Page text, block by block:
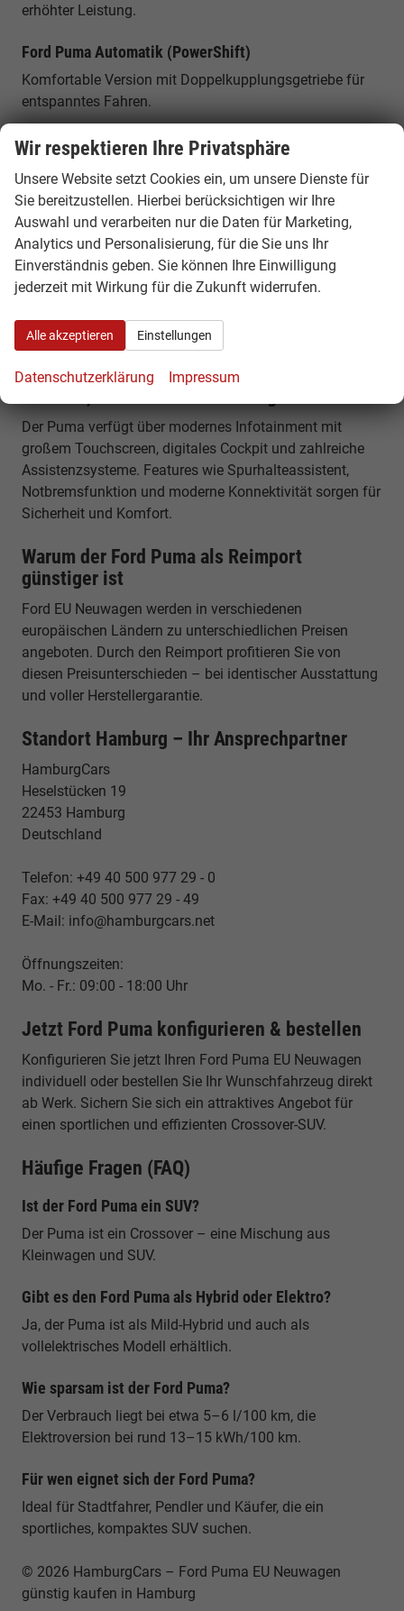
erhöhter Leistung.
Ford Puma Automatik (PowerShift)
Komfortable Version mit Doppelkupplungsgetriebe für
entspanntes Fahren.
Ford Puma Gen-E Elektro
Vollelektrische Variante mit moderner Technik und hoher
Effizienz.
Platzangebot & Kofferraum
Der Ford Puma bietet ein Kofferraumvolumen von bis zu
etwa 456 Litern und praktische Zusatzlösungen wie die
Metern bleibt er kompakt und gleichzeitig
alltagstauglich.
Der Puma verfügt über modernes Infotainment mit
großem Touchscreen, digitales Cockpit und zahlreiche
Assistenzsysteme. Features wie Spurhalteassistent,
Notbremsfunktion und moderne Konnektivität sorgen für
Sicherheit und Komfort.
Warum der Ford Puma als Reimport
günstiger ist
Ford EU Neuwagen werden in verschiedenen
europäischen Ländern zu unterschiedlichen Preisen
angeboten. Durch den Reimport profitieren Sie von
diesen Preisunterschieden – bei identischer Ausstattung
und voller Herstellergarantie.
Standort Hamburg – Ihr Ansprechpartner
HamburgCars
Heselstücken 19
22453 Hamburg
Deutschland
Telefon: +49 40 500 977 29 - 0
Fax: +49 40 500 977 29 - 49
E-Mail: info@hamburgcars.net
Öffnungszeiten:
Mo. - Fr.: 09:00 - 18:00 Uhr
Jetzt Ford Puma konfigurieren & bestellen
Konfigurieren Sie jetzt Ihren Ford Puma EU Neuwagen
individuell oder bestellen Sie Ihr Wunschfahrzeug direkt
ab Werk. Sichern Sie sich ein attraktives Angebot für
einen sportlichen und effizienten Crossover-SUV.
Häufige Fragen (FAQ)
Ist der Ford Puma ein SUV?
Der Puma ist ein Crossover – eine Mischung aus
Kleinwagen und SUV.
Gibt es den Ford Puma als Hybrid oder Elektro?
Ja, der Puma ist als Mild-Hybrid und auch als
vollelektrisches Modell erhältlich.
Wie sparsam ist der Ford Puma?
Der Verbrauch liegt bei etwa 5–6 l/100 km, die
Elektroversion bei rund 13–15 kWh/100 km.
Für wen eignet sich der Ford Puma?
Ideal für Stadtfahrer, Pendler und Käufer, die ein
sportliches, kompaktes SUV suchen.
© 2026 HamburgCars – Ford Puma EU Neuwagen
günstig kaufen in Hamburg
Wir respektieren Ihre Privatsphäre
Unsere Website setzt Cookies ein, um unsere Dienste für
Sie bereitzustellen. Hierbei berücksichtigen wir Ihre
Auswahl und verarbeiten nur die Daten für Marketing,
Analytics und Personalisierung, für die Sie uns Ihr
Einverständnis geben. Sie können Ihre Einwilligung
jederzeit mit Wirkung für die Zukunft widerrufen.
Alle akzeptieren Einstellungen
Datenschutzerklärung Impressum